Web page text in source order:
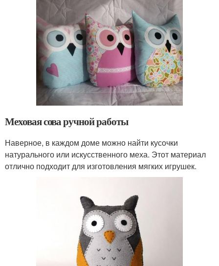
Меховая сова ручной работы
Наверное, в каждом доме можно найти кусочки
натурального или искусственного меха. Этот материал
отлично подходит для изготовления мягких игрушек.